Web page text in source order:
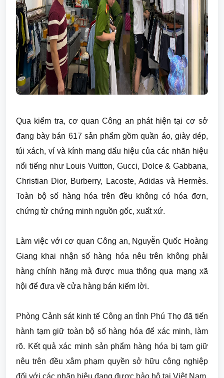
Qua kiểm tra, cơ quan Công an phát hiện tại cơ sở
đang bày bán 617 sản phẩm gồm quần áo, giày dép,
túi xách, ví và kính mang dấu hiệu của các nhãn hiệu
nổi tiếng như Louis Vuitton, Gucci, Dolce & Gabbana,
Christian Dior, Burberry, Lacoste, Adidas và Hermès.
Toàn bộ số hàng hóa trên đều không có hóa đơn,
chứng từ chứng minh nguồn gốc, xuất xứ.
Làm việc với cơ quan Công an, Nguyễn Quốc Hoàng
Giang khai nhận số hàng hóa nêu trên không phải
hàng chính hãng mà được mua thông qua mạng xã
hội để đưa về cửa hàng bán kiếm lời.
Phòng Cảnh sát kinh tế Công an tỉnh Phú Thọ đã tiến
hành tạm giữ toàn bộ số hàng hóa để xác minh, làm
rõ. Kết quả xác minh sản phẩm hàng hóa bị tạm giữ
nêu trên đều xâm phạm quyền sở hữu công nghiệp
đối với các nhãn hiệu đang được bảo hộ tại Việt Nam.